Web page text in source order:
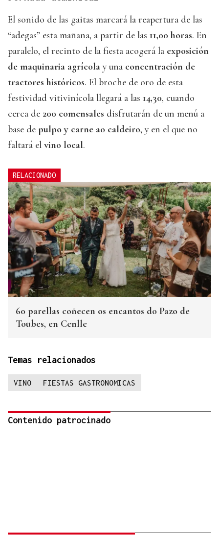
El sonido de las gaitas marcará la reapertura de las
“adegas” esta mañana, a partir de las 11,00 horas. En
paralelo, el recinto de la fiesta acogerá la exposición
de maquinaria agrícola y una concentración de
tractores históricos. El broche de oro de esta
festividad vitivinícola llegará a las 14,30, cuando
cerca de 200 comensales disfrutarán de un menú a
base de pulpo y carne ao caldeiro, y en el que no
faltará el vino local.
RELACIONADO
60 parellas coñecen os encantos do Pazo de
Toubes, en Cenlle
Temas relacionados
VINO FIESTAS GASTRONOMICAS
Contenido patrocinado